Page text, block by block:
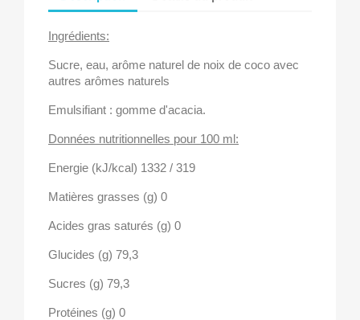
Ingrédients:
Sucre, eau, arôme naturel de noix de coco avec
autres arômes naturels
Emulsifiant : gomme d'acacia.
Données nutritionnelles pour 100 ml:
Energie (kJ/kcal) 1332 / 319
Matières grasses (g) 0
Acides gras saturés (g) 0
Glucides (g) 79,3
Sucres (g) 79,3
Protéines (g) 0